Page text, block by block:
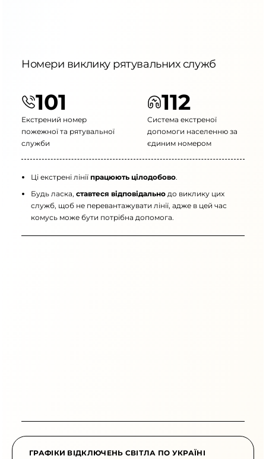
Номери виклику рятувальних служб
101
Екстрений номер
пожежної та рятувальної
служби
112
Система екстреної
допомоги населенню за
єдиним номером
Ці екстрені лінії працюють цілодобово.
Будь ласка, ставтеся відповідально до виклику цих
служб, щоб не перевантажувати лінії, адже в цей час
комусь може бути потрібна допомога.
ГРАФІКИ ВІДКЛЮЧЕНЬ СВІТЛА ПО УКРАЇНІ